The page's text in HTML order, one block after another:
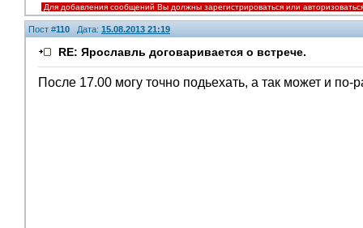
Для добавления сообщений Вы должны зарегистрироваться или
Пост #110 Дата: 15.08.2013 21:19
RE: Ярославль договаривается о встрече.
После 17.00 могу точно подьехать, а так может и по-